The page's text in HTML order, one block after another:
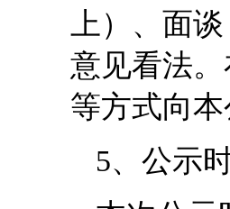
上）、面
意见看法
等方式向
5、公示